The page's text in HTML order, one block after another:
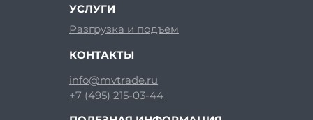
УСЛУГИ
Разгрузка и подъем
КОНТАКТЫ
info@mvtrade.ru
+7 (495) 215-03-44